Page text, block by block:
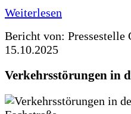
Weiterlesen
Bericht von: Pressestelle
15.10.2025
Verkehrsstörungen in